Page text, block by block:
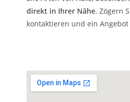
direkt in Ihrer Nähe. Zögern
kontaktieren und ein